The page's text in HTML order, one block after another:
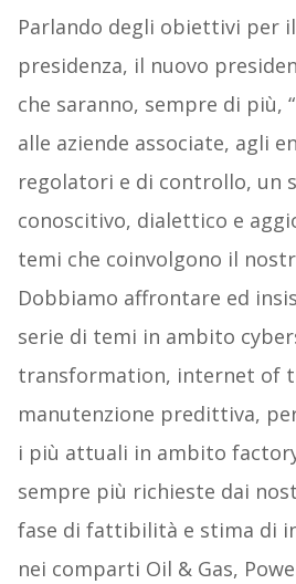
Parlando degli obiettivi per
presidenza, il nuovo
che saranno, sempre di più,
alle aziende associate, agli
regolatori e di controllo, un
conoscitivo, dialettico e
temi che coinvolgono il
Dobbiamo affrontare ed
serie di temi in ambito
transformation, internet of
manutenzione predittiva,
i più attuali in ambito
sempre più richieste dai
fase di fattibilità e stima di
nei comparti Oil & Gas,